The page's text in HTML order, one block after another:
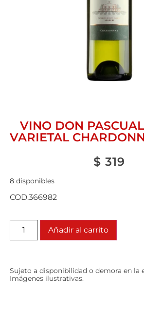
VINO DON
VARIETAL
$ 319
8 disponibles
COD.366982
Añadir al carrito
Sujeto a disponibilidad o demora en la
Imágenes ilustrativas.